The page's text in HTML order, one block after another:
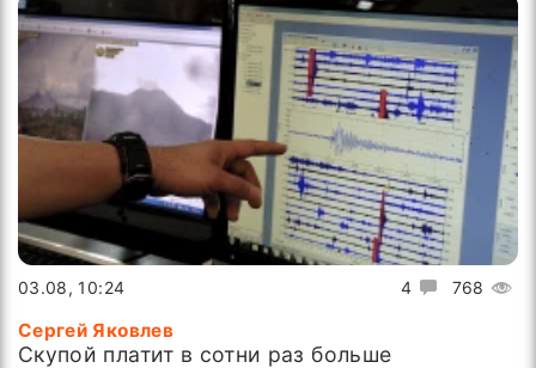
4 768
03.08, 10:24
Сергей Яковлев
Скупой платит в сотни раз больше